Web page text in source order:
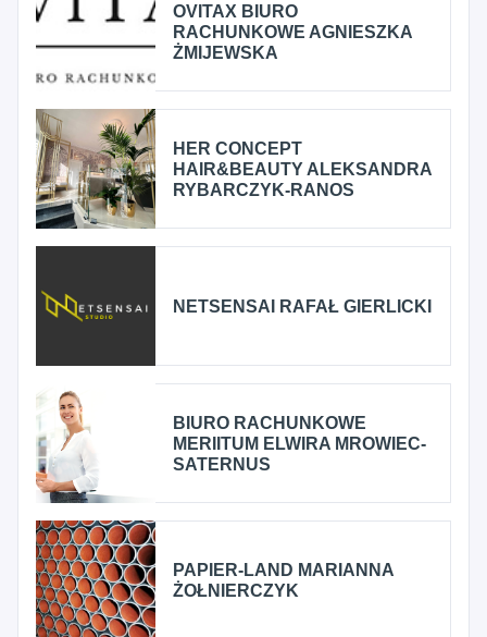
OVITAX BIURO
RACHUNKOWE AGNIESZKA
ŻMIJEWSKA
HER CONCEPT
HAIR&BEAUTY ALEKSANDRA
RYBARCZYK-RANOS
NETSENSAI RAFAŁ GIERLICKI
BIURO RACHUNKOWE
MERIITUM ELWIRA MROWIEC-
SATERNUS
PAPIER-LAND MARIANNA
ŻOŁNIERCZYK